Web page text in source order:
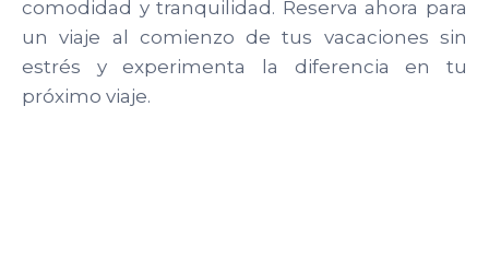
comodidad y tranquilidad. Reserva ahora para
un viaje al comienzo de tus vacaciones sin
estrés y experimenta la diferencia en tu
próximo viaje.